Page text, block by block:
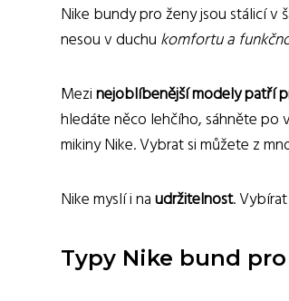
Nike bundy pro ženy jsou stálicí v
nesou v duchu komfortu a
Mezinejoblíbenější modely patří
hledáte něco lehčího, sáhněte po
mikiny Nike. Vybrat si můžete z
Nike myslí i naudržitelnost.
Typy Nike bund